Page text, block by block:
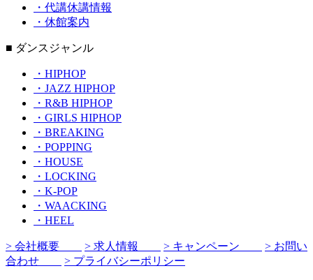
・代講休講情報
・休館案内
■ ダンスジャンル
・HIPHOP
・JAZZ HIPHOP
・R&B HIPHOP
・GIRLS HIPHOP
・BREAKING
・POPPING
・HOUSE
・LOCKING
・K-POP
・WAACKING
・HEEL
> 会社概要 > 求人情報 > キャンペーン
> お問い
合わせ
> プライバシーポリシー